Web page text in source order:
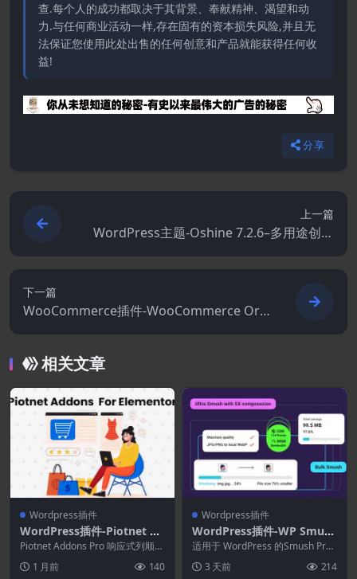
查.每个人的成功都取决于其背景、奉献精神、渴望和动
力.与任何商业活动一样,存在固有的资本损失风险,并且无
法保证您使用此处出售的任何创意和产品就能获得任何收
益!
分享
上一篇
WordPress主题-Oshine 7.2.6–多用途创意
WordPress主题
下一篇
WooCommerce插件-WooCommerce Ord
er Tracker 2.2.2–自定义订单状态.跟踪模板
相关文章
Wordpress插件
WordPress插件-Piotnet Ad
dons For Elementor Pro 7.
1.74
Piotnet Addons Pro 响应式列顺序
1 月前 140
Wordpress插件
WordPress插件-WP Smush
Pro 4.3.0-WordPress图像优
化插件
适用于 WordPress 的Smush Pro
3 天前 214